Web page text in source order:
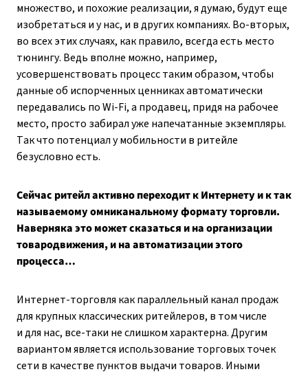
множество, и похожие реализации, я думаю, будут еще
изобретаться и у нас, и в других компаниях. Во-вторых,
во всех этих случаях, как правило, всегда есть место
тюнингу. Ведь вполне можно, например,
усовершенствовать процесс таким образом, чтобы
данные об испорченных ценниках автоматически
передавались по Wi-Fi, а продавец, придя на рабочее
место, просто забирал уже напечатанные экземпляры.
Так что потенциал у мобильности в ритейле
безусловно есть.
Сейчас ритейл активно переходит к Интернету и к так
называемому омниканальному формату торговли.
Наверняка это может сказаться и на организации
товародвижения, и на автоматизации этого
процесса…
Интернет-торговля как параллельный канал продаж
для крупных классических ритейлеров, в том числе
и для нас, все-таки не слишком характерна. Другим
вариантом является использование торговых точек
сети в качестве пунктов выдачи товаров. Иными